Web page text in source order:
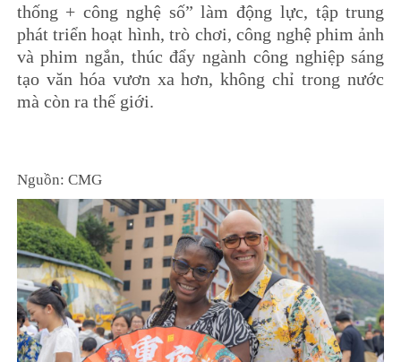
thống + công nghệ số” làm động lực, tập trung
phát triển hoạt hình, trò chơi, công nghệ phim ảnh
và phim ngắn, thúc đẩy ngành công nghiệp sáng
tạo văn hóa vươn xa hơn, không chỉ trong nước
mà còn ra thế giới.
Nguồn: CMG